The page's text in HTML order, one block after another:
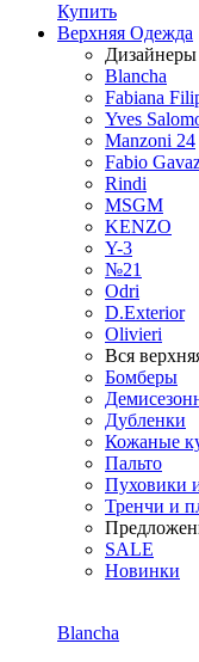
Купить
Верхняя Одежда
Дизайнеры
Blancha
Fabiana
Yves
Manzoni 24
Fabio
Rindi
MSGM
KENZO
Y-3
№21
Odri
D.Exterior
Olivieri
Вся
Бомберы
Дубленки
Кожаные
Пальто
Пуховики
Тренчи и
SALE
Новинки
Blancha